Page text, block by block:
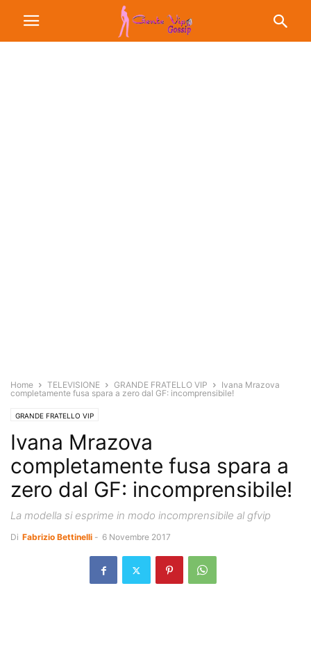
Home TELEVISIONE GRANDE FRATELLO VIP
Ivana Mrazova
completamente fusa spara a zero dal GF: incomprensibile!
GRANDE FRATELLO VIP
Ivana Mrazova
completamente fusa spara a
zero dal GF: incomprensibile!
La modella si esprime in modo incomprensibile al gfvip
Di Fabrizio Bettinelli - 6 Novembre 2017